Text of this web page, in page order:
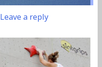
Leave a reply